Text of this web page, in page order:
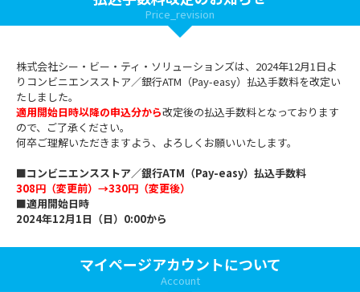
Price_revision
株式会社シー・ビー・ティ・ソリューションズは、2024年12月1日よ
りコンビニエンスストア／銀行ATM（Pay-easy）払込手数料を改定い
たしました。
適用開始日時以降の申込分から改定後の払込手数料となっております
ので、ご了承ください。
何卒ご理解いただきますよう、よろしくお願いいたします。
■コンビニエンスストア／銀行ATM（Pay-easy）払込手数料
308円（変更前）→330円（変更後）
■適用開始日時
2024年12月1日（日）0:00から
マイページアカウントについて
Account